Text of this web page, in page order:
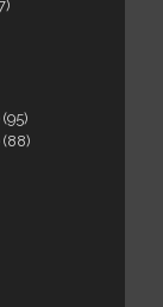
(95)
(88)